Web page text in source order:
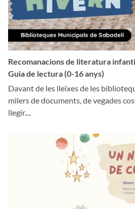
Recomanacions de literatura
Guia de lectura (0-16 anys)
Davant de les lleixes de les
milers de documents, de vegades
llegir....